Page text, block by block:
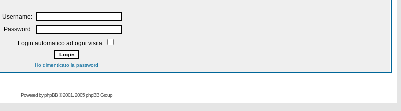
Username:
Password:
Login automatico ad ogni visita:
Ho dimenticato la password
Powered byphpBB© 2001, 2005 phpBB Group